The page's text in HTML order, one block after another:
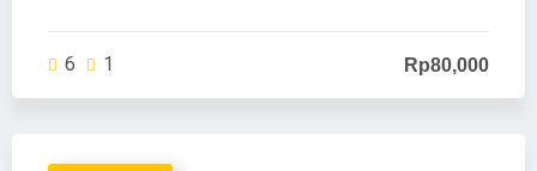
6 1 Rp80,000